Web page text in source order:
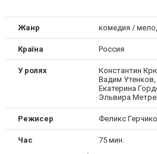
Жанр комедия /
Країна Россия
У ролях
Константин
Вадим Утенков,
Екатерина
Эльвира
Режисер Феликс
Час 75 мин.